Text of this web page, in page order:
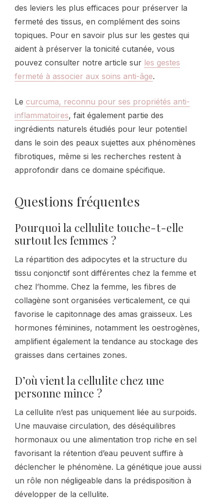
des leviers les plus efficaces pour préserver la
fermeté des tissus, en complément des soins
topiques. Pour en savoir plus sur les gestes qui
aident à préserver la tonicité cutanée, vous
pouvez consulter notre article sur les gestes
fermeté à associer aux soins anti-âge.
Le curcuma, reconnu pour ses propriétés anti-
inflammatoires, fait également partie des
ingrédients naturels étudiés pour leur potentiel
dans le soin des peaux sujettes aux phénomènes
fibrotiques, même si les recherches restent à
approfondir dans ce domaine spécifique.
Questions fréquentes
Pourquoi la cellulite touche-t-elle
surtout les femmes ?
La répartition des adipocytes et la structure du
tissu conjonctif sont différentes chez la femme et
chez l’homme. Chez la femme, les fibres de
collagène sont organisées verticalement, ce qui
favorise le capitonnage des amas graisseux. Les
hormones féminines, notamment les oestrogènes,
amplifient également la tendance au stockage des
graisses dans certaines zones.
D’où vient la cellulite chez une
personne mince ?
La cellulite n’est pas uniquement liée au surpoids.
Une mauvaise circulation, des déséquilibres
hormonaux ou une alimentation trop riche en sel
favorisant la rétention d’eau peuvent suffire à
déclencher le phénomène. La génétique joue aussi
un rôle non négligeable dans la prédisposition à
développer de la cellulite.